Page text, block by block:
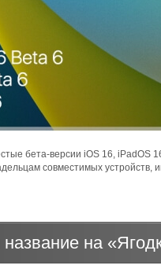
бета-версии iOS 16, iPadOS
совместимых
на